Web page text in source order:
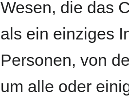
Wesen, die das
als ein einziges
Personen, von
um alle oder